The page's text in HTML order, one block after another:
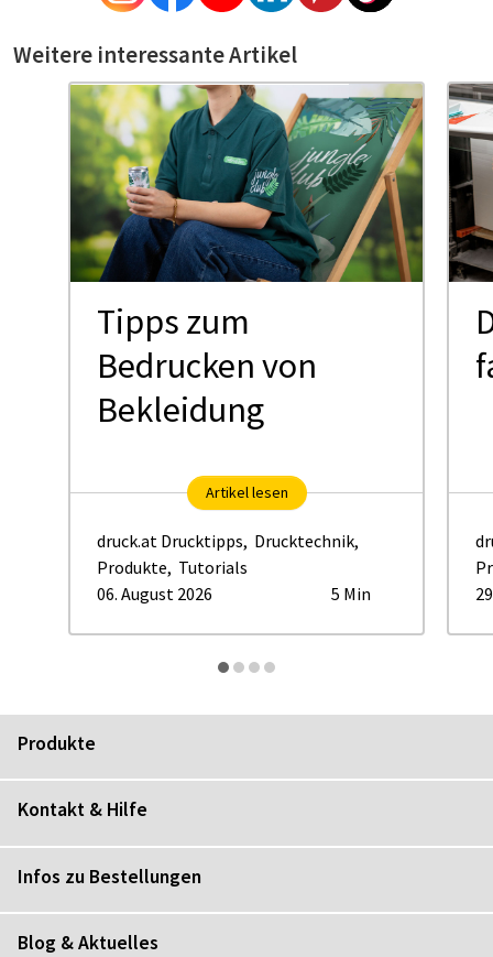
Weitere interessante Artikel
Tipps zum
Bedrucken von
Bekleidung
Artikel lesen
druck.at Drucktipps, Drucktechnik,
Produkte, Tutorials
06. August 2026
5 Min
Produkte
Kontakt & Hilfe
Infos zu Bestellungen
Blog & Aktuelles